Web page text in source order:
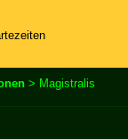
> Magistralis